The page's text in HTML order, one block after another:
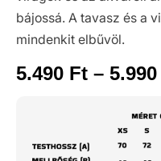
bájossá. A tavasz és a
mindenkit elbűvöl.
5.490 Ft – 5.990